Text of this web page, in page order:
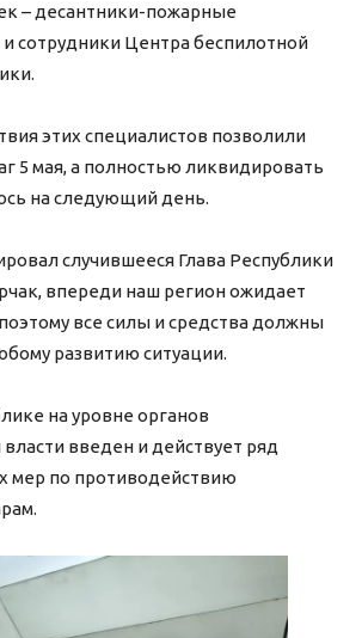
– десантники-пожарные
сотрудники Центра беспилотной
этих специалистов позволили
5 мая, а полностью ликвидировать
на следующий день.
случившееся Глава Республики
впереди наш регион ожидает
все силы и средства должны
развитию ситуации.
на уровне органов
власти введен и действует ряд
мер по противодействию